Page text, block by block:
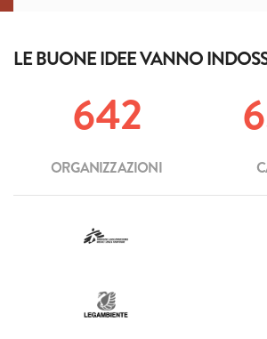
LE BUONE IDEE VANNO
642
ORGANIZZAZIONI